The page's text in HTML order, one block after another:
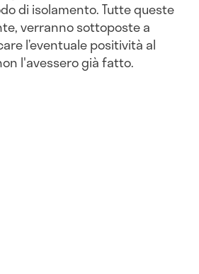
di isolamento. Tutte queste
verranno sottoposte a
l’eventuale positività al
l'avessero già fatto.